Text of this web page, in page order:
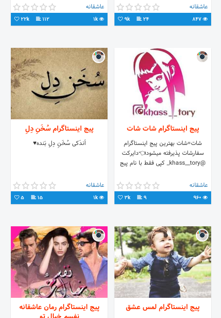
عاشقانه
24
9k
عاشقانه
1k
112
22k
پیج اینستاگرام شات شات
شات=شات بهترین پیج اینستاگرام
سفارشات پذیرفته میشود👈دایرکت
@khass__tory_ کپی فقط با نام پیج
عاشقانه
9
3k
پیج اینستاگرام سُخَنِ دِلِ
اَندَکی سُخَنِ دِلِ بَنده♥️
عاشقانه
1k
15
5
پیج اینستاگرام لمس عشق
پیج اینستاگرام رمان عاشقانه